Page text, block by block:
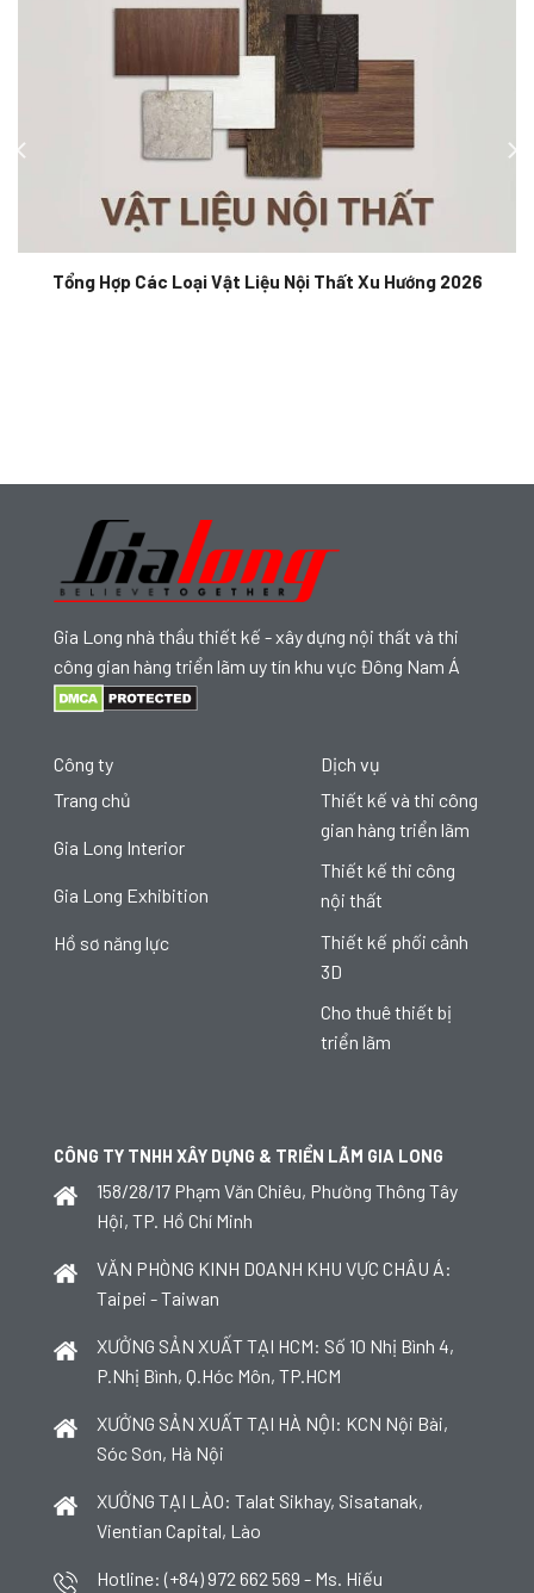
Tổng Hợp Các Loại Vật Liệu Nội Thất Xu Hướng 2026
Gia Long nhà thầu thiết kế - xây dựng nội thất và thi
công gian hàng triển lãm uy tín khu vực Đông Nam Á
Công ty
Trang chủ
Gia Long Interior
Gia Long Exhibition
Hồ sơ năng lực
Dịch vụ
Thiết kế và thi công
gian hàng triển lãm
Thiết kế thi công
nội thất
Thiết kế phối cảnh
3D
Cho thuê thiết bị
triển lãm
CÔNG TY TNHH XÂY DỰNG & TRIỂN LÃM GIA LONG
158/28/17 Phạm Văn Chiêu, Phường Thông Tây
Hội, TP. Hồ Chí Minh
VĂN PHÒNG KINH DOANH KHU VỰC CHÂU Á:
Taipei - Taiwan
XƯỞNG SẢN XUẤT TẠI HCM: Số 10 Nhị Bình 4,
P.Nhị Bình, Q.Hóc Môn, TP.HCM
XƯỞNG SẢN XUẤT TẠI HÀ NỘI: KCN Nội Bài,
Sóc Sơn, Hà Nội
XƯỞNG TẠI LÀO: Talat Sikhay, Sisatanak,
Vientian Capital, Lào
Hotline: (+84) 972 662 569 - Ms. Hiếu